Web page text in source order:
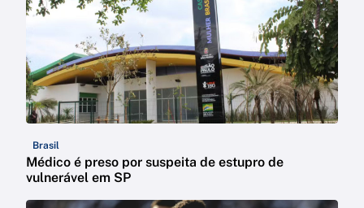
Brasil
Médico é preso por suspeita de estupro de
vulnerável em SP